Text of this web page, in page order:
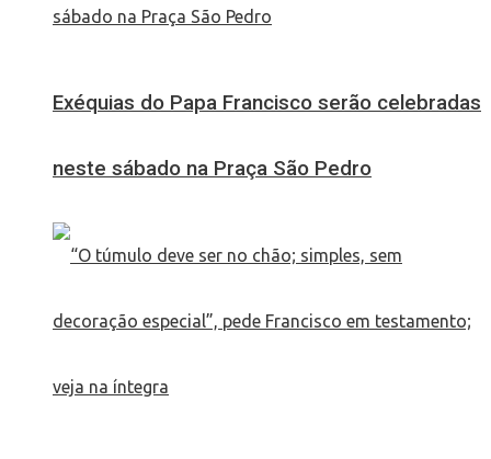
Exéquias do Papa Francisco serão celebradas
neste sábado na Praça São Pedro